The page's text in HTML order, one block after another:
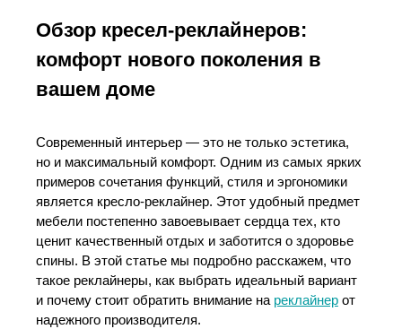
Обзор кресел-реклайнеров:
комфорт нового поколения в
вашем доме
Современный интерьер — это не только эстетика,
но и максимальный комфорт. Одним из самых ярких
примеров сочетания функций, стиля и эргономики
является кресло-реклайнер. Этот удобный предмет
мебели постепенно завоевывает сердца тех, кто
ценит качественный отдых и заботится о здоровье
спины. В этой статье мы подробно расскажем, что
такое реклайнеры, как выбрать идеальный вариант
и почему стоит обратить внимание на реклайнерот
надежного производителя.